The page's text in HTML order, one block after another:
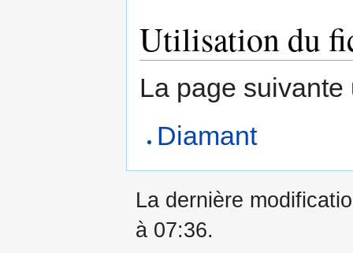
Utilisation du
La page
Diamant
La dernière
à 07:36.